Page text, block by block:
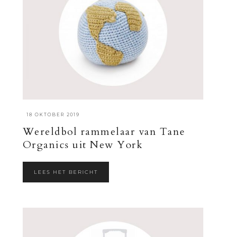
·18 OKTOBER 2019
Wereldbol rammelaar van Tane
Organics uit New York
LEES HET BERICHT